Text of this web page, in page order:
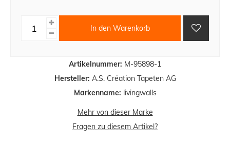
Artikelnummer: M-95898-1
Hersteller: A.S. Création Tapeten AG
Markenname: livingwalls
In den Warenkorb
Mehr von dieser Marke
Fragen zu diesem Artikel?